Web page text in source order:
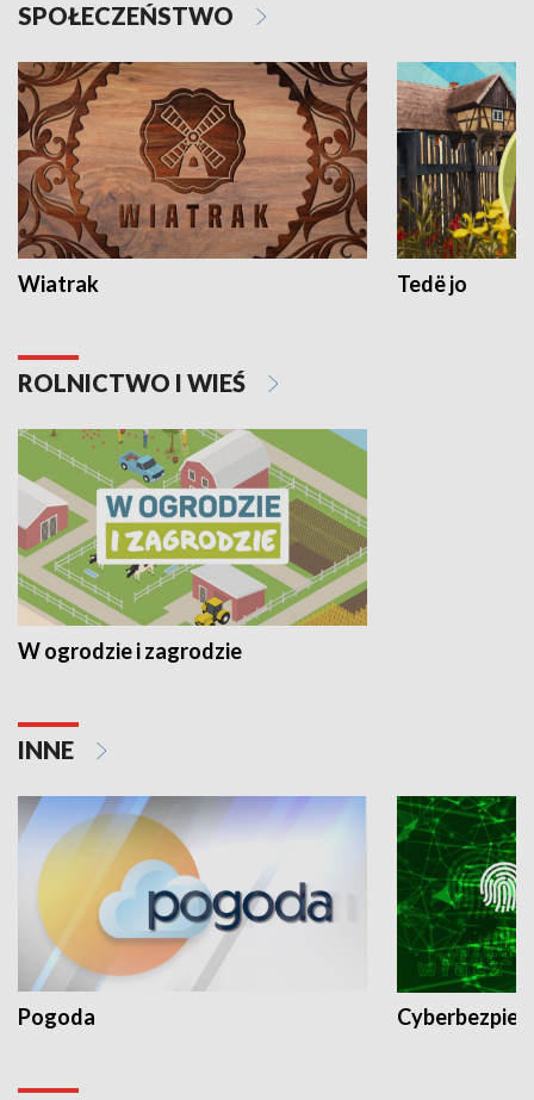
SPOŁECZEŃSTWO
Wiatrak Tedë jo
ROLNICTWO I WIEŚ
W ogrodzie i zagrodzie
INNE
Pogoda